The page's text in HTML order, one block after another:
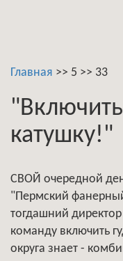
Главная >> 5 >> 33
катушку!"
СВОЙ очередной
"Пермский
тогдашний
команду включить
округа знает -